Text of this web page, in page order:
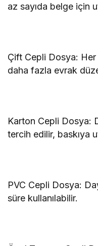
az sayıda belge için
Çift Cepli Dosya:
daha fazla evrak
Karton Cepli Dosya:
tercih edilir, baskıya
PVC Cepli Dosya:
süre kullanılabilir.